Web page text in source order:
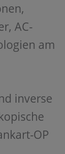
AC-
am
inverse
OP